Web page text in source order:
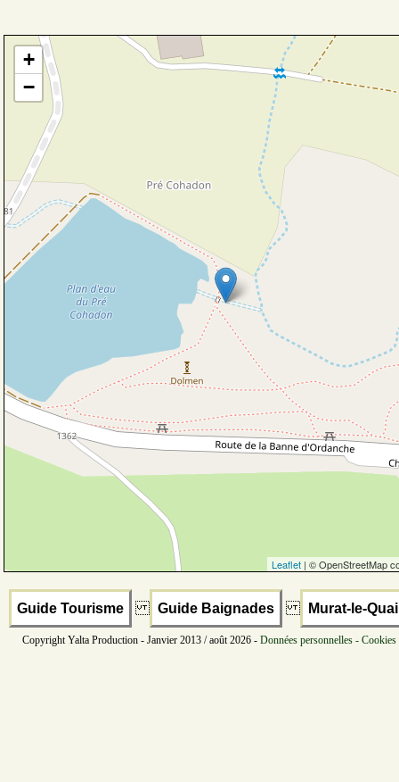
+
−
Leaflet | © OpenStreetMap
Guide Tourisme Guide Baignades Murat-le-
Copyright Yalta Production - Janvier 2013 / août 2026 - Données personnelles -